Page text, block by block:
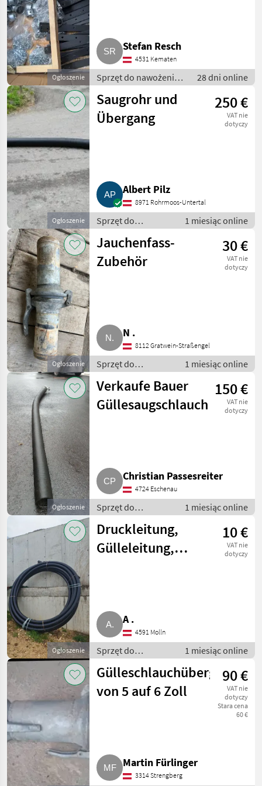
Ogłoszenie
Stefan Resch
4531 Kematen
Sprzęt do nawożenia i
nawadniania / Wąż -
do gnojowicy
28 dni online
Ogłoszenie
Saugrohr und
Übergang
250 €
VAT nie
dotyczy
Albert Pilz
8971 Rohrmoos-Untertal
Sprzęt do
nawożenia i
nawadniania / Wąż
- do gnojowicy
1 miesiąc online
Ogłoszenie
Jauchenfass-
Zubehör
30 €
VAT nie
dotyczy
N .
8112 Gratwein-Straßengel
Sprzęt do
nawożenia i
nawadniania / Wąż
- do gnojowicy
1 miesiąc online
Ogłoszenie
Verkaufe Bauer
Güllesaugschlauch
150 €
VAT nie
dotyczy
Christian Passesreiter
4724 Eschenau
Sprzęt do
nawożenia i
nawadniania / Wąż
- do gnojowicy
1 miesiąc online
Ogłoszenie
Druckleitung,
Gülleleitung,
10 €
VAT nie
dotyczy
A .
4591 Molln
Sprzęt do
nawożenia i
nawadniania / Wąż
- do gnojowicy
1 miesiąc online
von 5 auf 6 Zoll
90 €
VAT nie
dotyczy
Stara cena
60 €
Martin Fürlinger
3314 Strengberg